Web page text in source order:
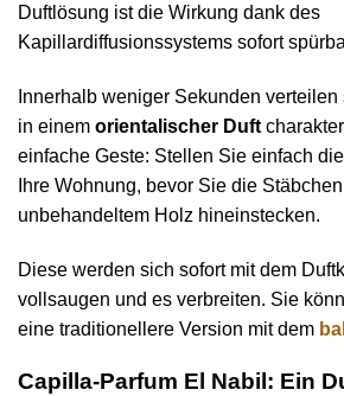
Duftlösung ist die Wirkung dank des
Kapillardiffusionssystems sofort
Innerhalb weniger Sekunden
in einem orientalischer Duft
einfache Geste: Stellen Sie einfach
Ihre Wohnung, bevor Sie die
unbehandeltem Holz hineinstecken.
Diese werden sich sofort mit dem
vollsaugen und es verbreiten. Sie
eine traditionellere Version mit dem
Capilla-Parfum El Nabil: Ein